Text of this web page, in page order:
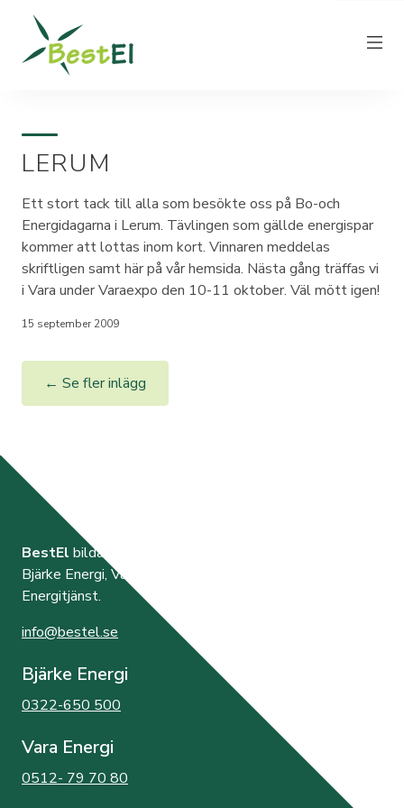
NYHETER
OM OSS
VÅRA ELPRISER
PRODUCERA EL
FAKTURAINFORMATION
LERUM
Ett stort tack till alla som besökte oss på Bo-och
Energidagarna i Lerum. Tävlingen som gällde energispar
kommer att lottas inom kort. Vinnaren meddelas
skriftligen samt här på vår hemsida. Nästa gång träffas vi
i Vara under Varaexpo den 10-11 oktober. Väl mött igen!
15 september 2009
← Se fler inlägg
BestEl bildades år 2000 av de tre elnätsföretagen
Bjärke Energi, Vara Energi samt Västra Orusts
Energitjänst.
info@bestel.se
Bjärke Energi
0322-650 500
Vara Energi
0512- 79 70 80